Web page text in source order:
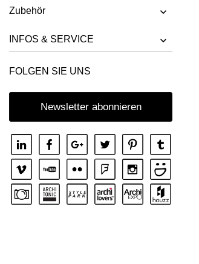
TISCH FORTE 3 B7X7
TISCH FORTE 4 B9X9
TISCH GRATUS BUTTERFLY
TISCH IUSTUS
TISCH LARGUS
TISCH LARGUS OVAL
Zubehör
INFOS & SERVICE
FOLGEN SIE UNS
Newsletter abonnieren